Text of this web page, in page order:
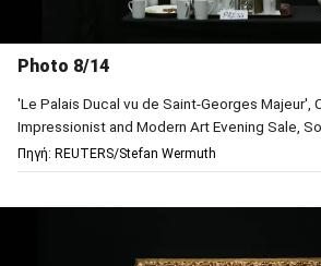
Photo 8/14
'Le Palais Ducal vu de Saint-Georges Majeur',
Impressionist and Modern Art Evening Sale,
Πηγή: REUTERS/Stefan Wermuth